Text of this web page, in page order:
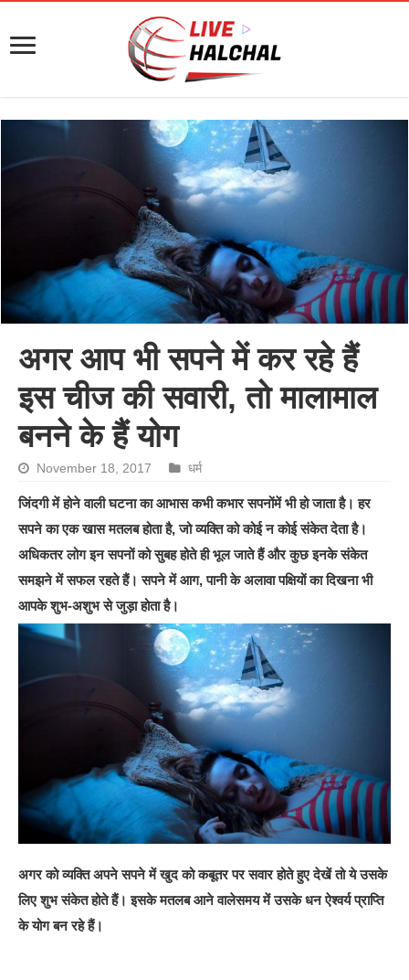
अगर आप भी सपने में कर रहे हैं
इस चीज की सवारी, तो मालामाल
बनने के हैं योग
November 18, 2017 धर्म
जिंदगी में होने वाली घटना का आभास कभी कभार सपनोंमें भी हो जाता है। हर
सपने का एक खास मतलब होता है, जो व्यक्ति को कोई न कोई संकेत देता है।
अधिकतर लोग इन सपनों को सुबह होते ही भूल जाते हैं और कुछ इनके संकेत
समझने में सफल रहते हैं। सपने में आग, पानी के अलावा पक्षियों का दिखना भी
आपके शुभ-अशुभ से जुड़ा होता है।
अगर को व्यक्ति अपने सपने में खुद को कबूतर पर सवार होते हुए देखें तो ये उसके
लिए शुभ संकेत होते हैं। इसके मतलब आने वालेसमय में उसके धन ऐश्वर्य प्राप्ति
के योग बन रहे हैं।